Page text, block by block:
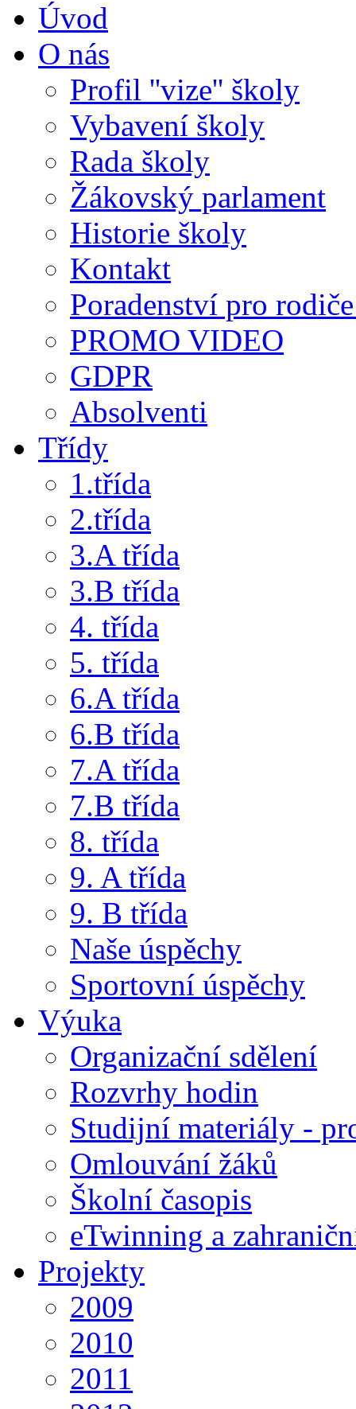
Úvod
O nás
Profil ''vize'' školy
Vybavení školy
Rada školy
Žákovský parlament
Historie školy
Kontakt
Poradenství pro
PROMO VIDEO
GDPR
Absolventi
Třídy
1.třída
2.třída
3.A třída
3.B třída
4. třída
5. třída
6.A třída
6.B třída
7.A třída
7.B třída
8. třída
9. A třída
9. B třída
Naše úspěchy
Sportovní úspěchy
Výuka
Organizační sdělení
Rozvrhy hodin
Studijní materiály -
Omlouvání žáků
Školní časopis
eTwinning a
Projekty
2009
2010
2011